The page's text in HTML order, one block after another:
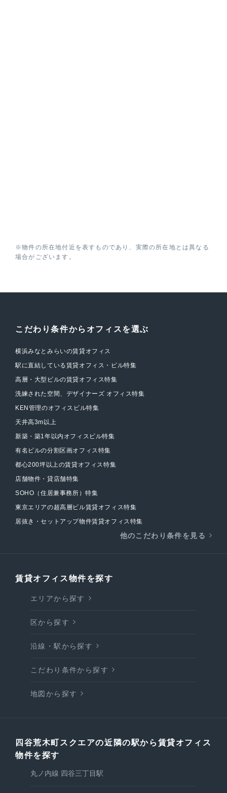
※物件の所在地付近を表すものであり、実際の所在地とは異なる
場合がございます。
こだわり条件からオフィスを選ぶ
横浜みなとみらいの賃貸オフィス
駅に直結している賃貸オフィス・ビル特集
高層・大型ビルの賃貸オフィス特集
洗練された空間、デザイナーズ オフィス特集
KEN管理のオフィスビル特集
天井高3m以上
新築・築1年以内オフィスビル特集
有名ビルの分割区画オフィス特集
都心200坪以上の賃貸オフィス特集
店舗物件・貸店舗特集
SOHO（住居兼事務所）特集
東京エリアの超高層ビル賃貸オフィス特集
居抜き・セットアップ物件賃貸オフィス特集
他のこだわり条件を見る
賃貸オフィス物件を探す
エリアから探す
区から探す
沿線・駅から探す
こだわり条件から探す
地図から探す
四谷荒木町スクエアの近隣の駅から賃貸オフィス
物件を探す
丸ノ内線 四谷三丁目駅